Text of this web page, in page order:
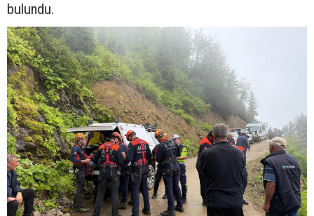
bulundu.